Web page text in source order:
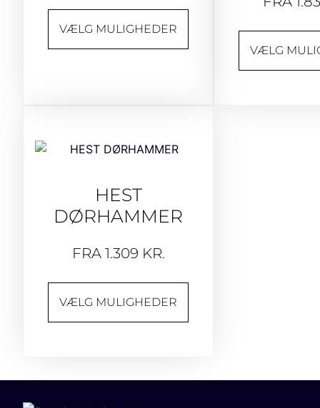
VÆLG MULIGHEDER
VÆLG
HEST
DØRHAMMER
FRA 1.309 KR.
VÆLG MULIGHEDER